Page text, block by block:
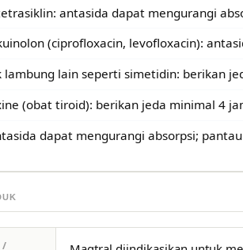
antasida dapat mengurangi
(ciprofloxacin, levofloxacin):
lambung lain seperti simetidin: berikan
(obat tiroid): berikan jeda minimal 4
dapat mengurangi absorpsi;
/